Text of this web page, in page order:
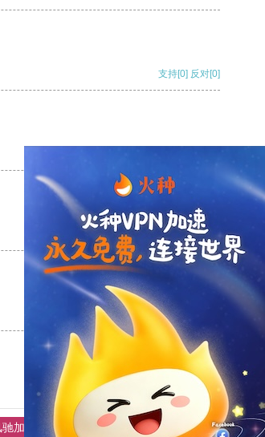
支持[0] 反对[0]
支持 [0] 反对 [0]
支持
驰加速器 旋风加速器